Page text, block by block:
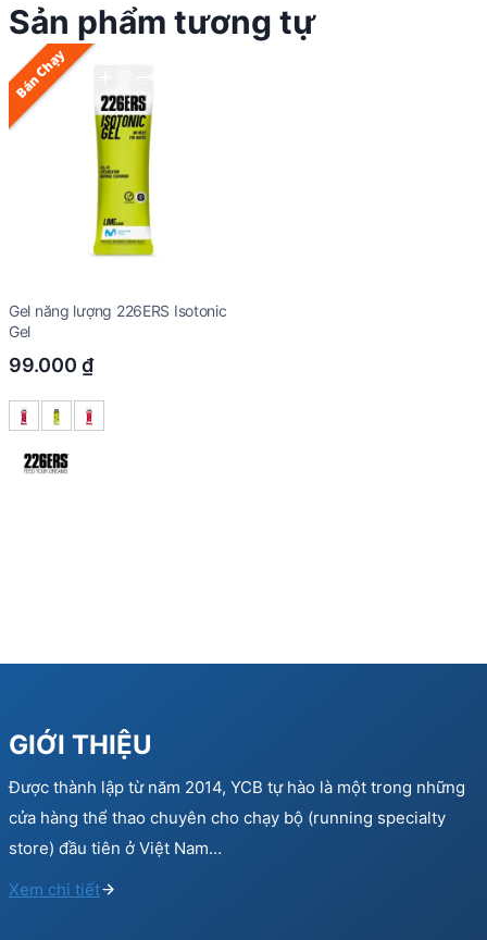
Sản phẩm tương tự
Bán Chạy
Gel năng lượng 226ERS Isotonic
Gel
99.000 ₫
GIỚI THIỆU
Được thành lập từ năm 2014, YCB tự hào là một trong những
cửa hàng thể thao chuyên cho chạy bộ (running specialty
store) đầu tiên ở Việt Nam…
Xem chi tiết